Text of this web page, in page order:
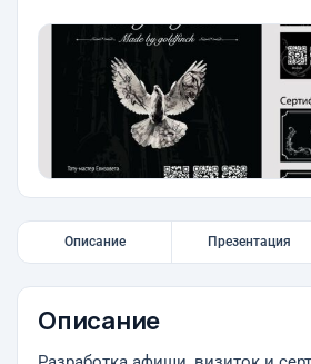
Описание Презентация
Описание